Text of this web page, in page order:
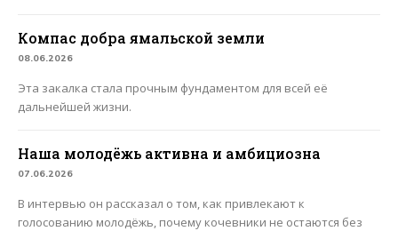
Компас добра ямальской земли
08.06.2026
Эта закалка стала прочным фундаментом для всей её
дальнейшей жизни.
Наша молодёжь активна и амбициозна
07.06.2026
В интервью он рассказал о том, как привлекают к
голосованию молодёжь, почему кочевники не остаются без